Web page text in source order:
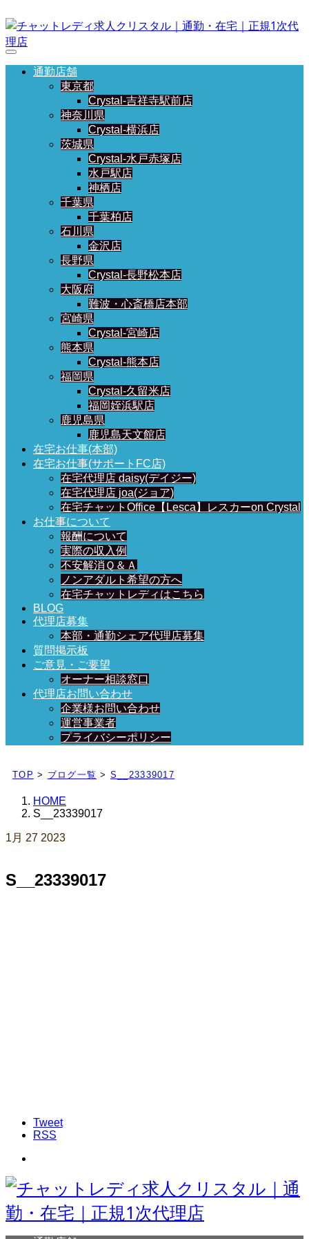
通勤店舗
東京都
Crystal-吉祥寺駅前店
神奈川県
Crystal-横浜店
茨城県
Crystal-水戸赤塚店
水戸駅店
神栖店
千葉県
千葉柏店
石川県
金沢店
長野県
Crystal-長野松本店
大阪府
難波・心斎橋店本部
宮崎県
Crystal-宮崎店
熊本県
Crystal-熊本店
福岡県
Crystal-久留米店
福岡姪浜駅店
鹿児島県
鹿児島天文館店
在宅お仕事(本部)
在宅お仕事(サポートFC店)
在宅代理店 daisy(デイジー)
在宅代理店 joa(ジョア)
在宅チャットOffice【Lesca】レスカーon Crystal
お仕事について
報酬について
実際の収入例
不安解消Ｑ＆Ａ
ノンアダルト希望の方へ
在宅チャットレディはこちら
BLOG
代理店募集
本部・通勤シェア代理店募集
質問掲示板
ご意見・ご要望
オーナー相談窓口
代理店お問い合わせ
企業様お問い合わせ
運営事業者
プライバシーポリシー
日々、ブログを更新中！
TOP > ブログ一覧 > S__23339017
HOME
S__23339017
1月 27 2023
S__23339017
Tweet
RSS